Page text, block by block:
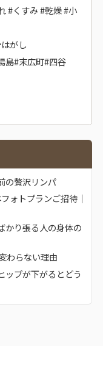
#くすみ #乾燥 #小
がし
島#末広町#四谷
の贅沢リンパ
ォトプランご招待｜
かり張る人の身体の
わらない理由
ップが下がるとどう